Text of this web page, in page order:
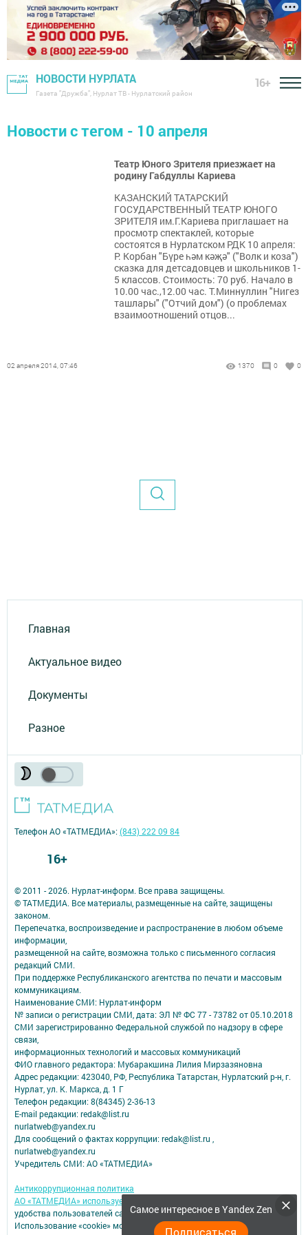
НОВОСТИ НУРЛАТА
Газета "Дружба", Нурлат ТВ - Нурлатский район
16+
Новости с тегом - 10 апреля
Театр Юного Зрителя приезжает на
родину Габдуллы Кариева
КАЗАНСКИЙ ТАТАРСКИЙ
ГОСУДАРСТВЕННЫЙ ТЕАТР ЮНОГО
ЗРИТЕЛЯ им.Г.Кариева приглашает на
просмотр спектаклей, которые
состоятся в Нурлатском РДК 10 апреля:
Р. Корбан "Бүре һәм кәҗә" ("Волк и коза")
сказка для детсадовцев и школьников 1-
5 классов. Стоимость: 70 руб. Начало в
10.00 час.,12.00 час. Т.Миннуллин "Нигез
ташлары" ("Отчий дом") (о проблемах
взаимоотношений отцов...
02 апреля 2014, 07:46 1370 0 0
Главная
Актуальное видео
Документы
Разное
Самое интересное в Yandex Zen
Подписаться
© 2011 - 2026. Нурлат-⁠информ. Все права защищены.
© ТАТМЕДИА. Все материалы, размещенные на сайте, защищены
законом.
Перепечатка, воспроизведение и распространение в любом объеме
информации,
размещенной на сайте, возможна только с письменного согласия
редакций СМИ.
При поддержке Республиканского агентства по печати и массовым
коммуникациям.
Наименование СМИ: Нурлат-⁠информ
№ записи о регистрации СМИ, дата: ЭЛ № ФС 77 -⁠ 73782 от 05.10.2018
СМИ зарегистрированно Федеральной службой по надзору в сфере
связи,
информационных технологий и массовых коммуникаций
ФИО главного редактора: Мубаракшина Лилия Мирзазяновна
Адрес редакции: 423040, РФ, Республика Татарстан, Нурлатский р-н, г.
Нурлат, ул. К. Маркса, д. 1 Г
Телефон редакции: 8(84345) 2-36-13
E-mail редакции: redak@list.ru
nurlatweb@yandex.ru
Для сообщений о фактах коррупции: redak@list.ru ,
nurlatweb@yandex.ru
Учредитель СМИ: АО «ТАТМЕДИА»
Антикоррупционная политика
АО «ТАТМЕДИА» использует «cookie»
для персонализации сервисов и
удобства пользователей сайтом.
Использование «cookie» можно отменить в настройках браузера.
Телефон АО «ТАТМЕДИА»:(843) 222 09 84
16+